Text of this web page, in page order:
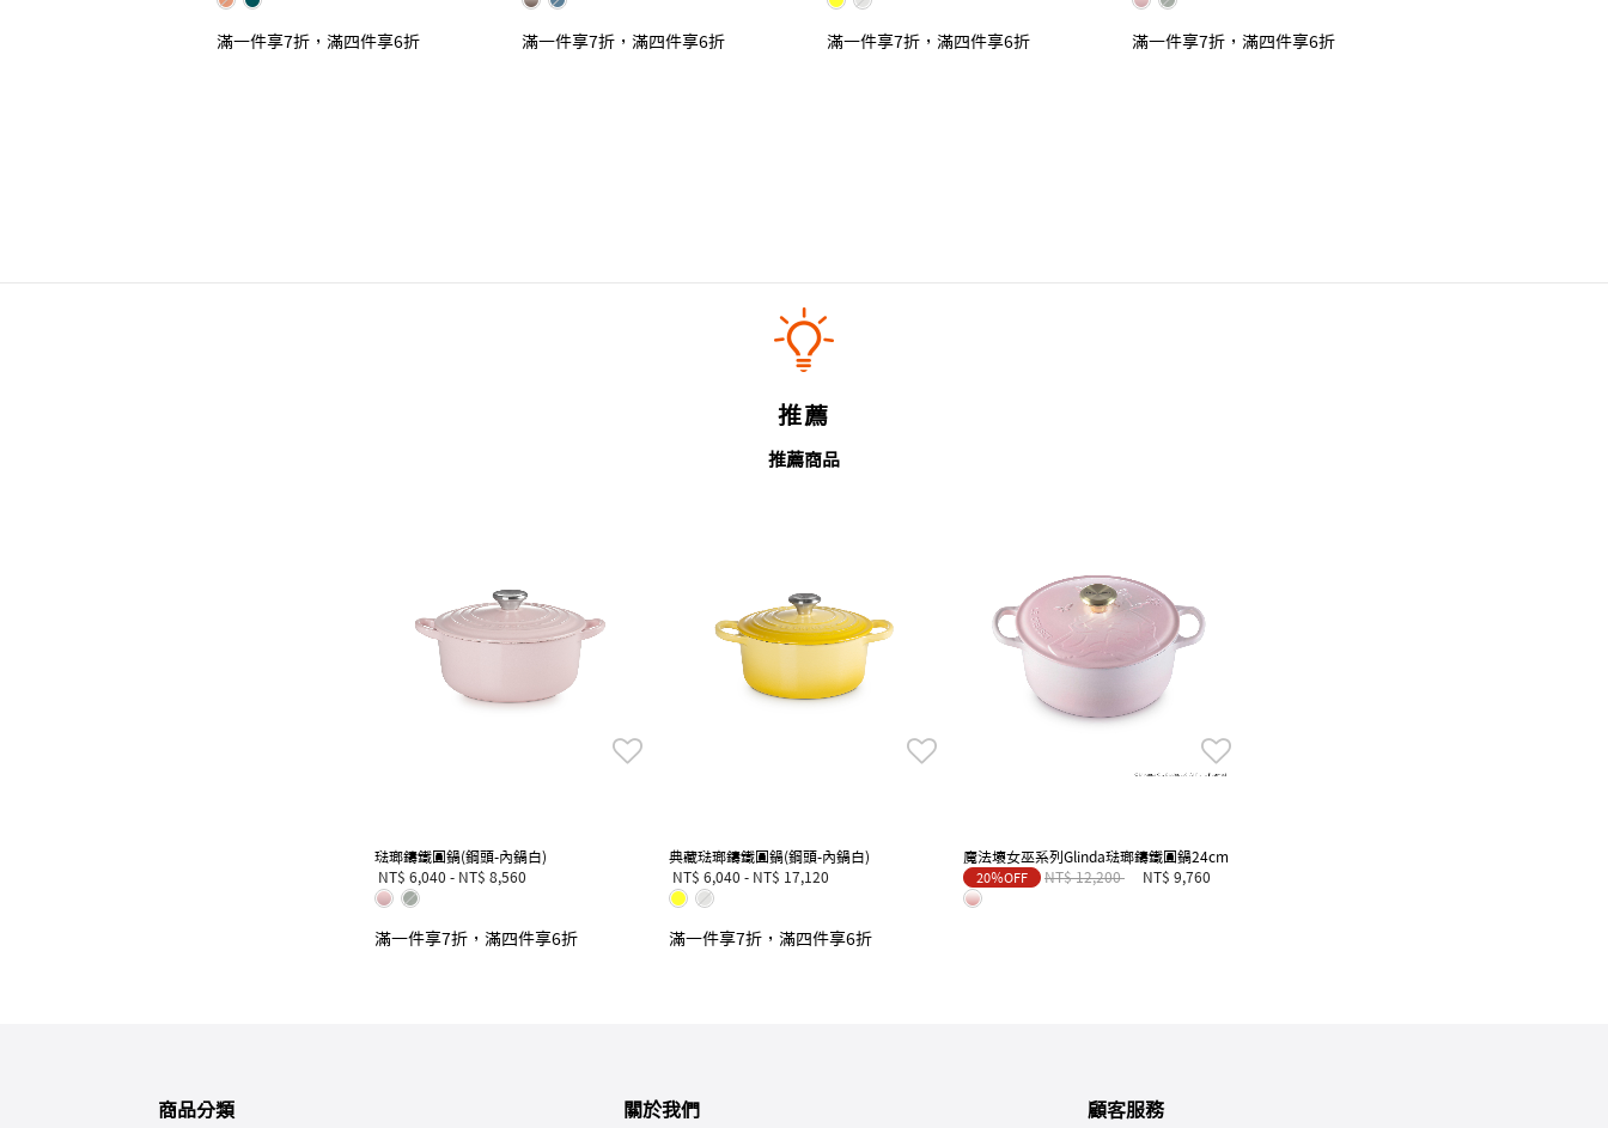
滿一件享7折，滿四件享6折 滿一件享7折，滿四件享6折 滿一件享7折，滿四件享6折 滿一件享7折，滿四件享6折
推薦
推薦商品
琺瑯鑄鐵圓鍋(鋼頭-內鍋白)
NT$ 6,040 - NT$ 8,560
滿一件享7折，滿四件享6折
典藏琺瑯鑄鐵圓鍋(鋼頭-內鍋白)
NT$ 6,040 - NT$ 17,120
滿一件享7折，滿四件享6折
魔法壞女巫系列Glinda琺瑯鑄鐵圓鍋24cm
20％OFF Price reduced from
NT$ 12,200to NT$ 9,760
商品分類 關於我們 顧客服務